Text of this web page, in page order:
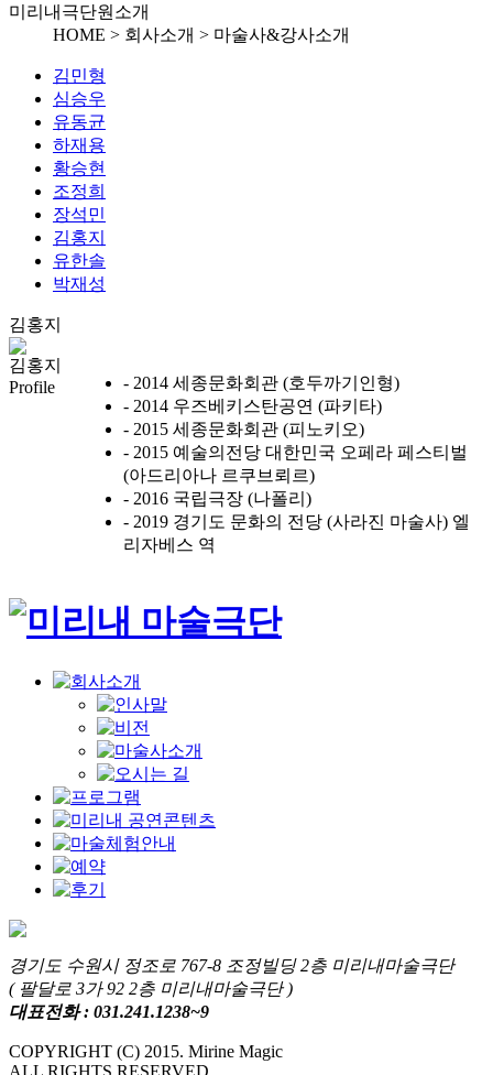
미리내극단원소개
HOME > 회사소개 > 마술사&강사소개
김민형
심승우
유동균
하재용
황승현
조정희
장석민
김홍지
유한솔
박재성
김홍지
김홍지
Profile
- 2014 세종문화회관 (호두까기인형)
- 2014 우즈베키스탄공연 (파키타)
- 2015 세종문화회관 (피노키오)
- 2015 예술의전당 대한민국 오페라 페스티벌
(아드리아나 르쿠브뢰르)
- 2016 국립극장 (나폴리)
- 2019 경기도 문화의 전당 (사라진 마술사) 엘
리자베스 역
경기도 수원시 정조로 767-8 조정빌딩 2층 미리내마술극단
( 팔달로 3가 92 2층 미리내마술극단 )
대표전화 : 031.241.1238~9
COPYRIGHT (C) 2015. Mirine Magic
ALL RIGHTS RESERVED.